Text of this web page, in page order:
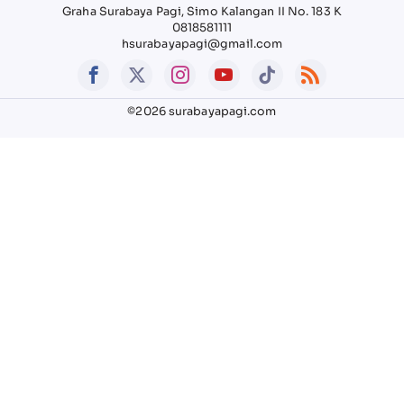
Graha Surabaya Pagi, Simo Kalangan II No. 183 K
0818581111
hsurabayapagi@gmail.com
©2026 surabayapagi.com